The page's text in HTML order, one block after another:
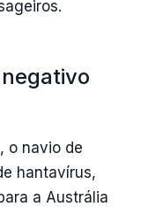
o navio de
hantavírus,
a Austrália